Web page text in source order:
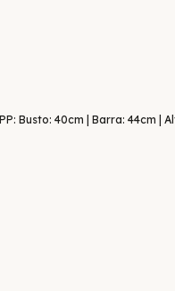
Busto: 40cm | Barra: 44cm |